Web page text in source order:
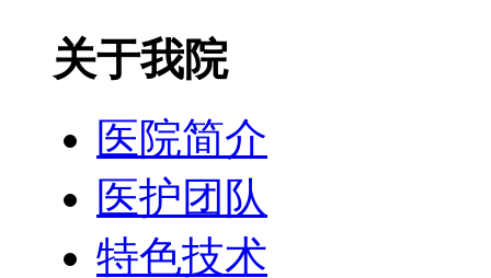
关于我院
医院简介
医护团队
特色技术